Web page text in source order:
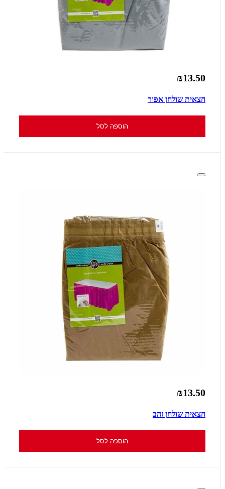
₪13.50
חצאית שולחן אפור
הוספה לסל
₪13.50
חצאית שולחן זהב
הוספה לסל